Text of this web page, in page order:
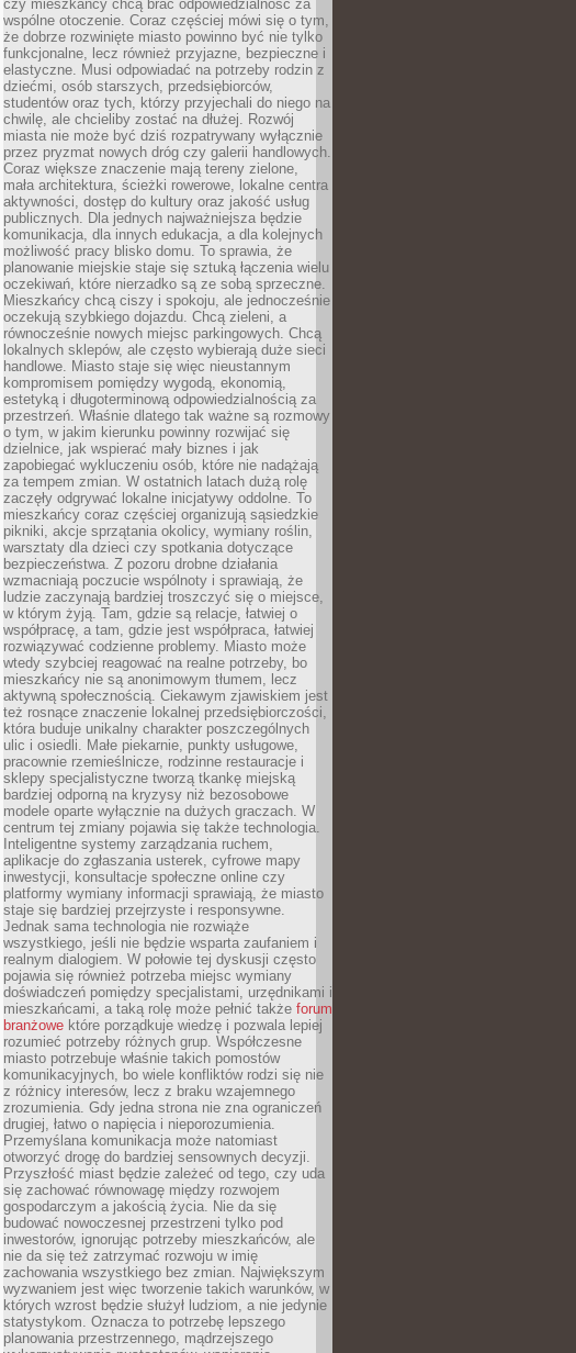
czy mieszkańcy chcą brać odpowiedzialność za
wspólne otoczenie. Coraz częściej mówi się o tym,
że dobrze rozwinięte miasto powinno być nie tylko
funkcjonalne, lecz również przyjazne, bezpieczne i
elastyczne. Musi odpowiadać na potrzeby rodzin z
dziećmi, osób starszych, przedsiębiorców,
studentów oraz tych, którzy przyjechali do niego na
chwilę, ale chcieliby zostać na dłużej. Rozwój
miasta nie może być dziś rozpatrywany wyłącznie
przez pryzmat nowych dróg czy galerii handlowych.
Coraz większe znaczenie mają tereny zielone,
mała architektura, ścieżki rowerowe, lokalne centra
aktywności, dostęp do kultury oraz jakość usług
publicznych. Dla jednych najważniejsza będzie
komunikacja, dla innych edukacja, a dla kolejnych
możliwość pracy blisko domu. To sprawia, że
planowanie miejskie staje się sztuką łączenia wielu
oczekiwań, które nierzadko są ze sobą sprzeczne.
Mieszkańcy chcą ciszy i spokoju, ale jednocześnie
oczekują szybkiego dojazdu. Chcą zieleni, a
równocześnie nowych miejsc parkingowych. Chcą
lokalnych sklepów, ale często wybierają duże sieci
handlowe. Miasto staje się więc nieustannym
kompromisem pomiędzy wygodą, ekonomią,
estetyką i długoterminową odpowiedzialnością za
przestrzeń. Właśnie dlatego tak ważne są rozmowy
o tym, w jakim kierunku powinny rozwijać się
dzielnice, jak wspierać mały biznes i jak
zapobiegać wykluczeniu osób, które nie nadążają
za tempem zmian. W ostatnich latach dużą rolę
zaczęły odgrywać lokalne inicjatywy oddolne. To
mieszkańcy coraz częściej organizują sąsiedzkie
pikniki, akcje sprzątania okolicy, wymiany roślin,
warsztaty dla dzieci czy spotkania dotyczące
bezpieczeństwa. Z pozoru drobne działania
wzmacniają poczucie wspólnoty i sprawiają, że
ludzie zaczynają bardziej troszczyć się o miejsce,
w którym żyją. Tam, gdzie są relacje, łatwiej o
współpracę, a tam, gdzie jest współpraca, łatwiej
rozwiązywać codzienne problemy. Miasto może
wtedy szybciej reagować na realne potrzeby, bo
mieszkańcy nie są anonimowym tłumem, lecz
aktywną społecznością. Ciekawym zjawiskiem jest
też rosnące znaczenie lokalnej przedsiębiorczości,
która buduje unikalny charakter poszczególnych
ulic i osiedli. Małe piekarnie, punkty usługowe,
pracownie rzemieślnicze, rodzinne restauracje i
sklepy specjalistyczne tworzą tkankę miejską
bardziej odporną na kryzysy niż bezosobowe
modele oparte wyłącznie na dużych graczach. W
centrum tej zmiany pojawia się także technologia.
Inteligentne systemy zarządzania ruchem,
aplikacje do zgłaszania usterek, cyfrowe mapy
inwestycji, konsultacje społeczne online czy
platformy wymiany informacji sprawiają, że miasto
staje się bardziej przejrzyste i responsywne.
Jednak sama technologia nie rozwiąże
wszystkiego, jeśli nie będzie wsparta zaufaniem i
realnym dialogiem. W połowie tej dyskusji często
pojawia się również potrzeba miejsc wymiany
doświadczeń pomiędzy specjalistami, urzędnikami i
mieszkańcami, a taką rolę może pełnić także forum
branżowe które porządkuje wiedzę i pozwala lepiej
rozumieć potrzeby różnych grup. Współczesne
miasto potrzebuje właśnie takich pomostów
komunikacyjnych, bo wiele konfliktów rodzi się nie
z różnicy interesów, lecz z braku wzajemnego
zrozumienia. Gdy jedna strona nie zna ograniczeń
drugiej, łatwo o napięcia i nieporozumienia.
Przemyślana komunikacja może natomiast
otworzyć drogę do bardziej sensownych decyzji.
Przyszłość miast będzie zależeć od tego, czy uda
się zachować równowagę między rozwojem
gospodarczym a jakością życia. Nie da się
budować nowoczesnej przestrzeni tylko pod
inwestorów, ignorując potrzeby mieszkańców, ale
nie da się też zatrzymać rozwoju w imię
zachowania wszystkiego bez zmian. Największym
wyzwaniem jest więc tworzenie takich warunków, w
których wzrost będzie służył ludziom, a nie jedynie
statystykom. Oznacza to potrzebę lepszego
planowania przestrzennego, mądrzejszego